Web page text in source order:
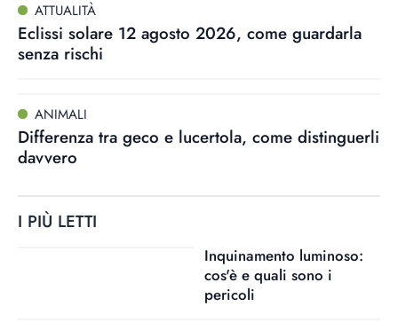
ATTUALITÀ
Eclissi solare 12 agosto 2026, come guardarla
senza rischi
ANIMALI
Differenza tra geco e lucertola, come distinguerli
davvero
I PIÙ LETTI
Inquinamento luminoso:
cos'è e quali sono i
pericoli